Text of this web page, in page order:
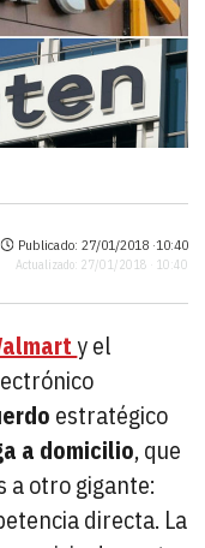
Publicado: 27/01/2018 ·10:40
Actualizado: 27/01/2018 · 10:40
y el
estratégico
a domicilio, que
a otro gigante:
directa. La